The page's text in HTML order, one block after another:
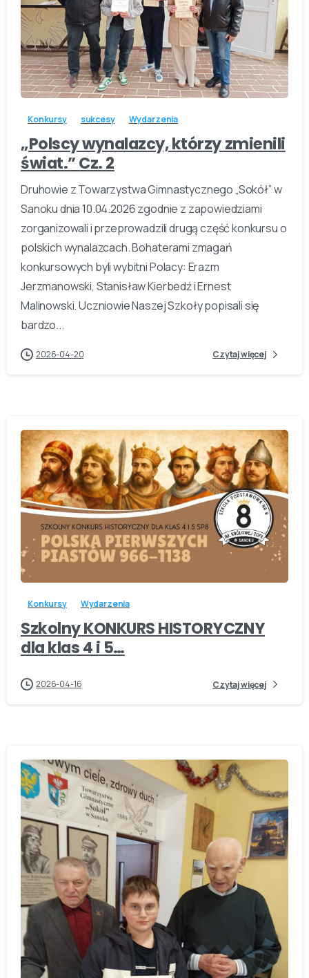
-
Konkursy sukcesy Wydarzenia
„Polscy wynalazcy, którzy zmienili
świat.” Cz. 2
Druhowie z Towarzystwa Gimnastycznego „Sokół” w
Sanoku dnia 10.04.2026 zgodnie z zapowiedziami
zorganizowali i przeprowadzili drugą część konkursu o
polskich wynalazcach. Bohaterami zmagań
konkursowych byli wybitni Polacy: Erazm
Jerzmanowski, Stanisław Kierbedź i Ernest
Malinowski. Uczniowie Naszej Szkoły popisali się
bardzo...
2026-04-20 Czytaj więcej
-
Konkursy Wydarzenia
Szkolny KONKURS HISTORYCZNY
dla klas 4 i 5…
2026-04-16 Czytaj więcej